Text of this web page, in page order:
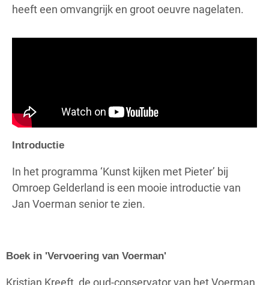
heeft een omvangrijk en groot oeuvre nagelaten.
Introductie
In het programma ‘Kunst kijken met Pieter’ bij
Omroep Gelderland is een mooie introductie van
Jan Voerman senior te zien.
Boek in 'Vervoering van Voerman'
Kristian Kreeft, de oud-conservator van het Voerman